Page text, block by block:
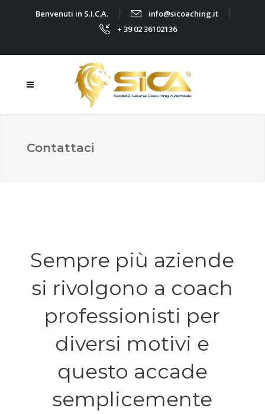
Benvenuti in S.I.C.A.
info@sicoaching.it
+ 39 02 36102136
Contattaci
Sempre più aziende
si rivolgono a coach
professionisti per
diversi motivi e
questo accade
semplicemente